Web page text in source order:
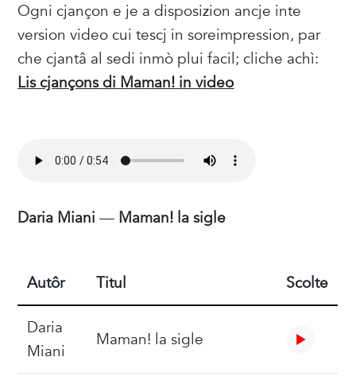
Ogni cjançon e je a disposizion ancje inte
version video cui tescj in soreimpression, par
che cjantâ al sedi inmò plui facil; cliche achì:
Lis cjançons di Maman! in video
Daria Miani — Maman! la sigle
Autôr Titul Scolte
Daria
Miani
Maman! la sigle